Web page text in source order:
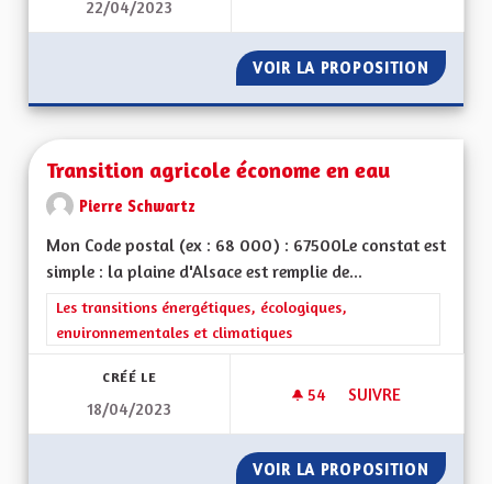
22/04/2023
VOIR LA PROPOSITION
Transition agricole économe en eau
Pierre Schwartz
Mon Code postal (ex : 68 000) : 67500Le constat est
simple : la plaine d'Alsace est remplie de...
Filtrer les résultats de la catégorie : Les transitions
Les transitions énergétiques, écologiques,
environnementales et climatiques
CRÉÉ LE
18/04/2023
54 54 ABONNÉS
SUIVRE
VOIR LA PROPOSITION